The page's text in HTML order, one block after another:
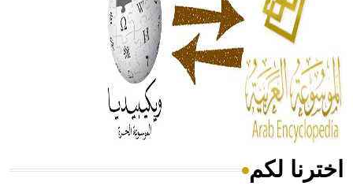
- هل تعلم أن المرجان إفراز حيواني يتكون في البحر ويتركب
من مادة كربونات الكلسيوم، وهو أحمر أو شديد الحمرة وهو
أجود أنواعه، ويمتاز بكبر الحجم ويسمى الش
هل تعلم أن الأبسيد كلمة فرنسية اللفظ تم اعتمادها مصطلحاً
اخترنا لكم